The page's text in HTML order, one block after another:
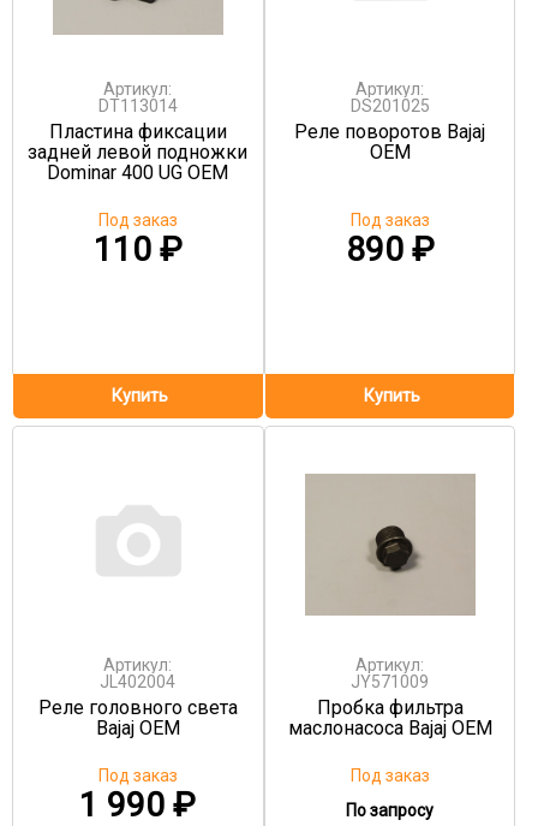
Артикул:
DT113014
Пластина фиксации
задней левой подножки
Dominar 400 UG OEM
110 ₽
Под заказ
Артикул:
DS201025
Реле поворотов Bajaj
OEM
890 ₽
Под заказ
Артикул:
JL402004
Реле головного света
Bajaj OEM
1 990₽
Под заказ
Артикул:
JY571009
Пробка фильтра
маслонасоса Bajaj OEM
По запросу
Под заказ